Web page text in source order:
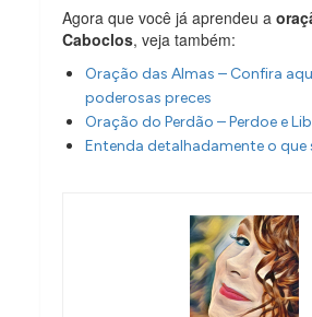
Agora que você já aprendeu a
Caboclos, veja também:
Oração das Almas – Confira
poderosas preces
Oração do Perdão – Perdoe e
Entenda detalhadamente o que